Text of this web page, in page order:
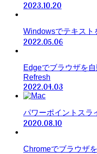
2023.10.20
Windowsでテキスト
2022.05.06
Edgeでブラウザを
Refresh
2022.04.03
パワーポイントスラ
2020.08.10
Chromeでブラウザ